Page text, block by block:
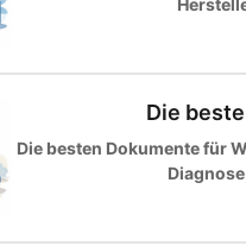
Die
Die besten Dokumente für